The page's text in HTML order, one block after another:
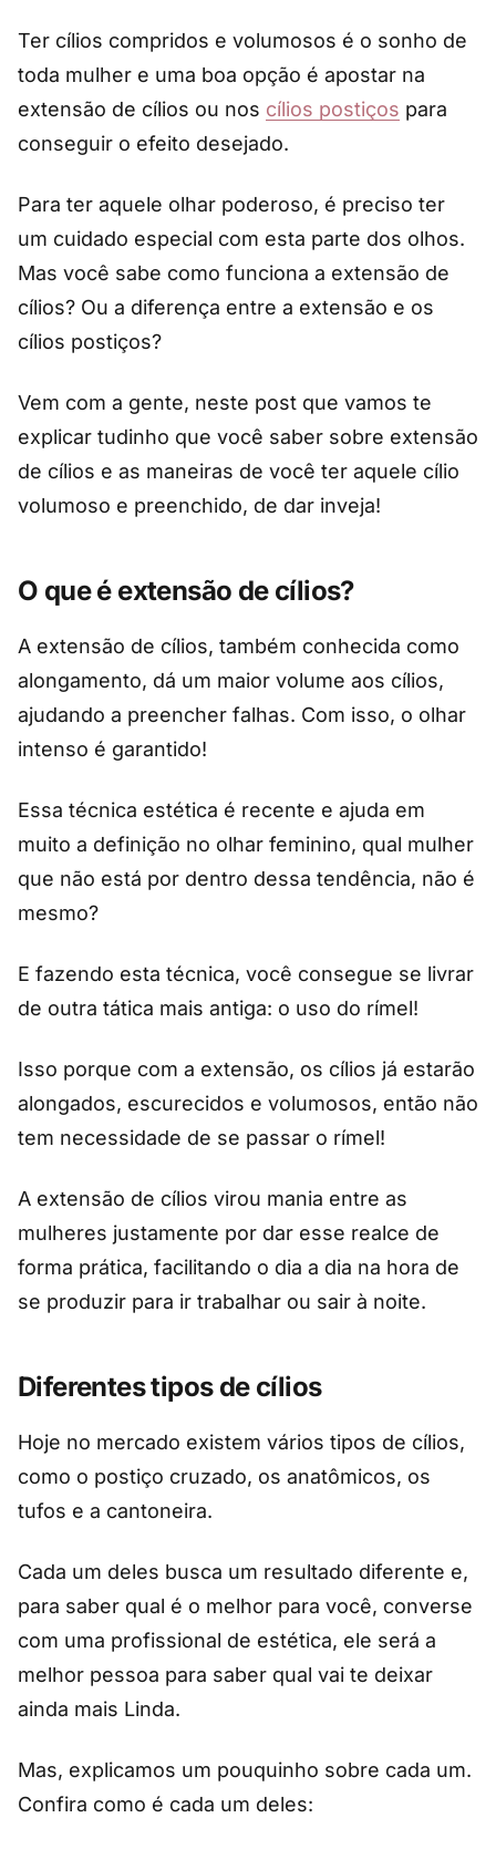
Ter cílios compridos e volumosos é o sonho de
toda mulher e uma boa opção é apostar na
extensão de cílios ou nos cílios postiços para
conseguir o efeito desejado.
Para ter aquele olhar poderoso, é preciso ter
um cuidado especial com esta parte dos olhos.
Mas você sabe como funciona a extensão de
cílios? Ou a diferença entre a extensão e os
cílios postiços?
Vem com a gente, neste post que vamos te
explicar tudinho que você saber sobre extensão
de cílios e as maneiras de você ter aquele cílio
volumoso e preenchido, de dar inveja!
O que é extensão de cílios?
A extensão de cílios, também conhecida como
alongamento, dá um maior volume aos cílios,
ajudando a preencher falhas. Com isso, o olhar
intenso é garantido!
Essa técnica estética é recente e ajuda em
muito a definição no olhar feminino, qual mulher
que não está por dentro dessa tendência, não é
mesmo?
E fazendo esta técnica, você consegue se livrar
de outra tática mais antiga: o uso do rímel!
Isso porque com a extensão, os cílios já estarão
alongados, escurecidos e volumosos, então não
tem necessidade de se passar o rímel!
A extensão de cílios virou mania entre as
mulheres justamente por dar esse realce de
forma prática, facilitando o dia a dia na hora de
se produzir para ir trabalhar ou sair à noite.
Diferentes tipos de cílios
Hoje no mercado existem vários tipos de cílios,
como o postiço cruzado, os anatômicos, os
tufos e a cantoneira.
Cada um deles busca um resultado diferente e,
para saber qual é o melhor para você, converse
com uma profissional de estética, ele será a
melhor pessoa para saber qual vai te deixar
ainda mais Linda.
Mas, explicamos um pouquinho sobre cada um.
Confira como é cada um deles: